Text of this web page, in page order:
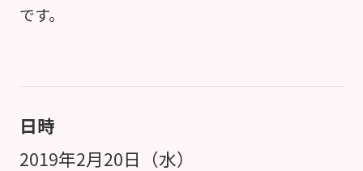
です。
日時
2019年2月20日（水）